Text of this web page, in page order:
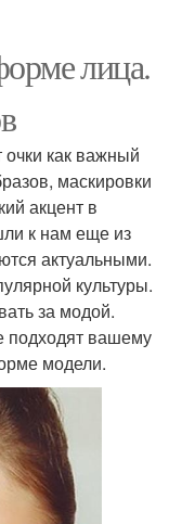
лица.
как важный
маскировки
акцент в
к нам еще из
актуальными.
культуры.
за модой.
подходят вашему
модели.